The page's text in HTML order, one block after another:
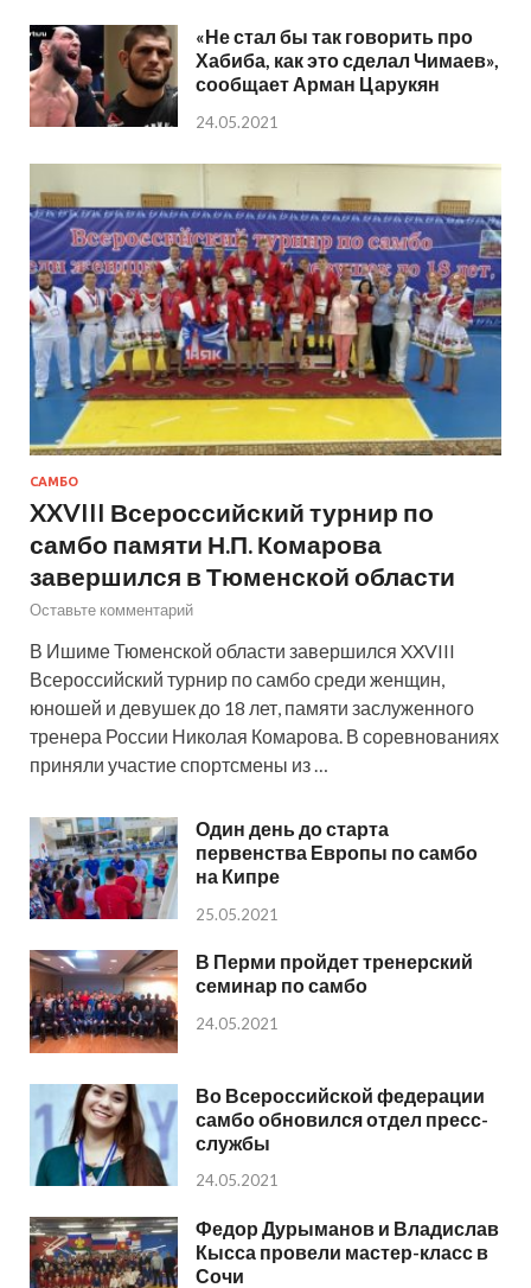
«Не стал бы так говорить про
Хабиба, как это сделал Чимаев»,
сообщает Арман Царукян
24.05.2021
САМБО
XXVIII Всероссийский турнир по
самбо памяти Н.П. Комарова
завершился в Тюменской области
Оставьте комментарий
В Ишиме Тюменской области завершился XXVIII
Всероссийский турнир по самбо среди женщин,
юношей и девушек до 18 лет, памяти заслуженного
тренера России Николая Комарова. В соревнованиях
приняли участие спортсмены из …
Один день до старта
первенства Европы по самбо
на Кипре
25.05.2021
В Перми пройдет тренерский
семинар по самбо
24.05.2021
Во Всероссийской федерации
самбо обновился отдел пресс-
службы
24.05.2021
Федор Дурыманов и Владислав
Кысса провели мастер-класс в
Сочи